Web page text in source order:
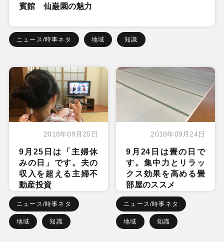
賓館 仙巌園の魅力
ニュース/時事ネタ 地域 知識
2018年09月25日
9月25日は「主婦休
みの日」です。夫の
収入を超える主婦不
動産投資
ニュース/時事ネタ
地域 知識
2018年09月24日
9月24日は畳の日で
す。集中力とリラッ
クス効果を高める畳
部屋のススメ
ニュース/時事ネタ
地域 知識